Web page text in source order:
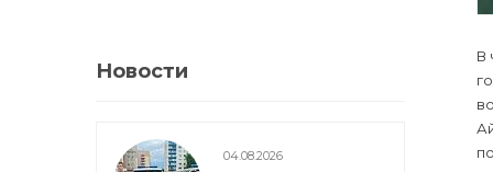
Новости
04.08.2026
В